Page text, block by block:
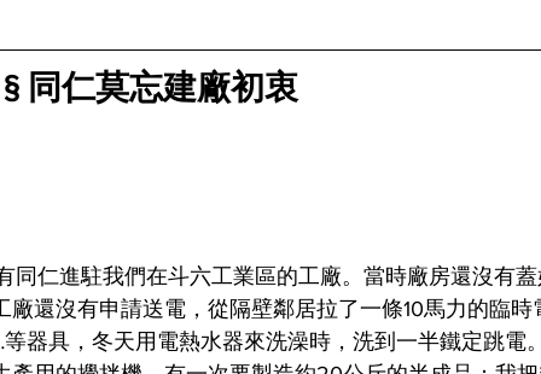
同仁莫忘建廠初衷
同仁進駐我們在斗六工業區的工廠。當時廠房還沒有
廠還沒有申請送電，從隔壁鄰居拉了一條10馬力的臨
器具，冬天用電熱水器來洗澡時，洗到一半鐵定跳電